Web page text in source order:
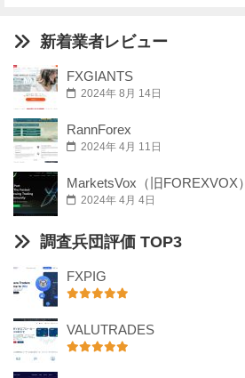
新着業者レビュー
FXGIANTS
2024年 8月 14日
RannForex
2024年 4月 11日
MarketsVox（旧FOREXVOX）
2024年 4月 4日
調査兵団評価 TOP3
FXPIG
VALUTRADES